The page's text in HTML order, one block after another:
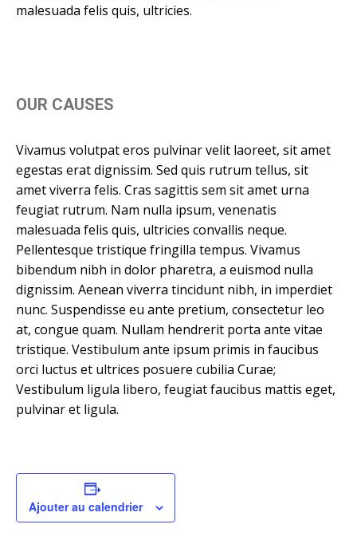
malesuada felis quis, ultricies.
OUR CAUSES
Vivamus volutpat eros pulvinar velit laoreet, sit amet
egestas erat dignissim. Sed quis rutrum tellus, sit
amet viverra felis. Cras sagittis sem sit amet urna
feugiat rutrum. Nam nulla ipsum, venenatis
malesuada felis quis, ultricies convallis neque.
Pellentesque tristique fringilla tempus. Vivamus
bibendum nibh in dolor pharetra, a euismod nulla
dignissim. Aenean viverra tincidunt nibh, in imperdiet
nunc. Suspendisse eu ante pretium, consectetur leo
at, congue quam. Nullam hendrerit porta ante vitae
tristique. Vestibulum ante ipsum primis in faucibus
orci luctus et ultrices posuere cubilia Curae;
Vestibulum ligula libero, feugiat faucibus mattis eget,
pulvinar et ligula.
Ajouter au calendrier